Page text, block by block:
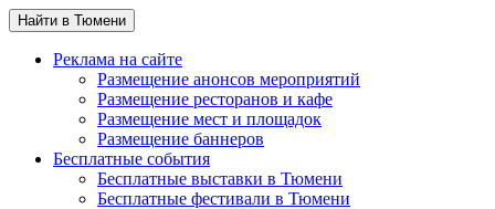
Найти в Тюмени
Реклама на сайте
Размещение анонсов мероприятий
Размещение ресторанов и кафе
Размещение мест и площадок
Размещение баннеров
Бесплатные события
Бесплатные выставки в Тюмени
Бесплатные фестивали в Тюмени